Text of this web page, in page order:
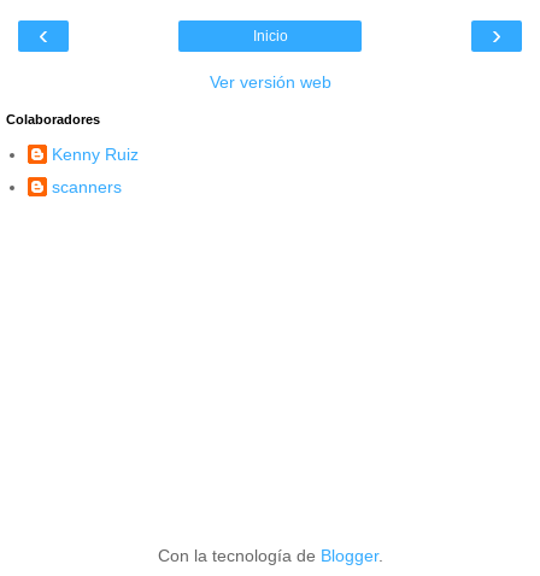
‹ ›
Inicio
Ver versión web
Colaboradores
Kenny Ruiz
scanners
Con la tecnología de Blogger.